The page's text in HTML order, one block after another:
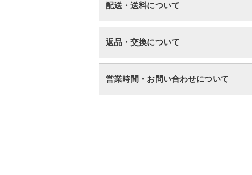
配送・送料について
返品・交換について
営業時間・お問い合わせについて